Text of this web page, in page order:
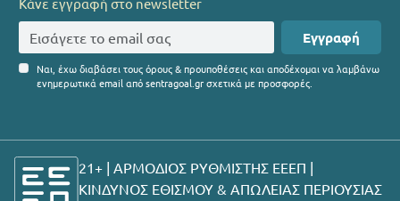
Εγγραφή
Ναι, έχω διαβάσει τους όρους & προυποθέσεις και αποδέχομαι να λαμβάνω
ενημερωτικά email από sentragoal.gr σχετικά με προσφορές.
21+ | ΑΡΜΟΔΙΟΣ ΡΥΘΜΙΣΤΗΣ ΕΕΕΠ |
ΚΙΝΔΥΝΟΣ ΕΘΙΣΜΟΥ & ΑΠΩΛΕΙΑΣ ΠΕΡΙΟΥΣΙΑΣ